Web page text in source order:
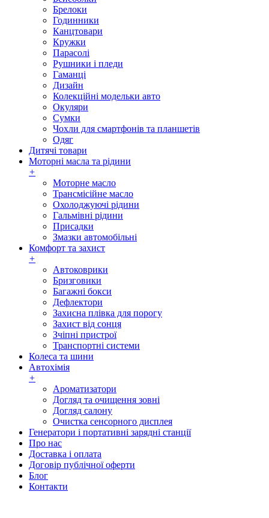
Брелоки
Годинники
Канцтовари
Кружки
Парасолі
Рушники і пледи
Гаманці
Дизайн
Колекційні модельки авто
Окуляри
Сумки
Чохли для смартфонів та планшетів
Одяг
Дитячі товари
Моторні масла та рідини
+
Моторне масло
Трансмісійне масло
Охолоджуючі рідини
Гальмівні рідини
Присадки
Змазки автомобільні
Комфорт та захист
+
Автоковрики
Бризговики
Багажні бокси
Дефлектори
Захисна плівка для порогу
Захист від сонця
Зчіпні пристрої
Транспортні системи
Колеса та шини
Автохімія
+
Ароматизатори
Догляд та очищення зовні
Догляд салону
Очистка сенсорного дисплея
Генератори і портативні зарядні станції
Про нас
Доставка і оплата
Договір публічної оферти
Блог
Контакти